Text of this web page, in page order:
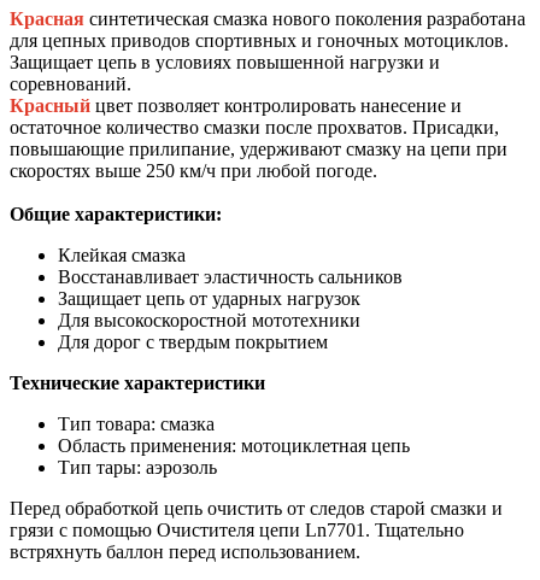
Красная синтетическая смазка нового поколения разработана
для цепных приводов спортивных и гоночных мотоциклов.
Защищает цепь в условиях повышенной нагрузки и
соревнований.
Красный цвет позволяет контролировать нанесение и
остаточное количество смазки после прохватов. Присадки,
повышающие прилипание, удерживают смазку на цепи при
скоростях выше 250 км/ч при любой погоде.
Общие характеристики:
Клейкая смазка
Восстанавливает эластичность сальников
Защищает цепь от ударных нагрузок
Для высокоскоростной мототехники
Для дорог с твердым покрытием
Технические характеристики
Тип товара: смазка
Область применения: мотоциклетная цепь
Тип тары: аэрозоль
Перед обработкой цепь очистить от следов старой смазки и
грязи с помощью Очистителя цепи Ln7701. Тщательно
встряхнуть баллон перед использованием.